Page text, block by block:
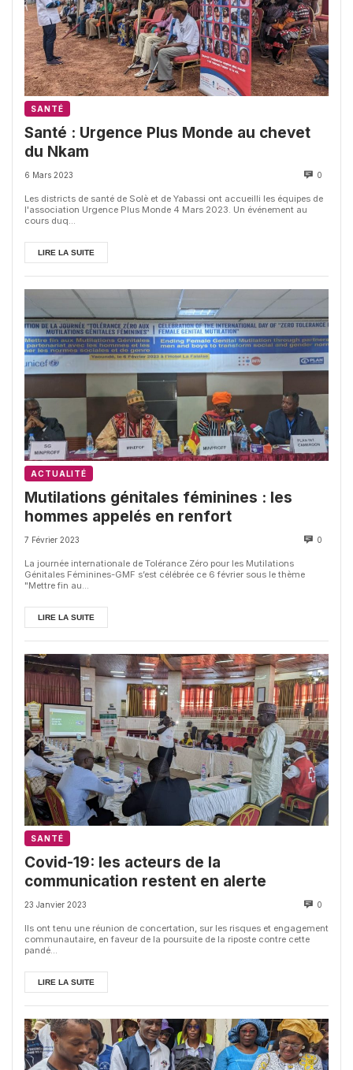
SANTÉ
Santé : Urgence Plus Monde au chevet
du Nkam
6 Mars 2023 0
Les districts de santé de Solè et de Yabassi ont accueilli les équipes de
l'association Urgence Plus Monde 4 Mars 2023. Un événement au
cours duq...
LIRE LA SUITE
ACTUALITÉ
Mutilations génitales féminines : les
hommes appelés en renfort
7 Février 2023 0
La journée internationale de Tolérance Zéro pour les Mutilations
Génitales Féminines-GMF s’est célébrée ce 6 février sous le thème
"Mettre fin au...
LIRE LA SUITE
SANTÉ
Covid-19: les acteurs de la
communication restent en alerte
23 Janvier 2023 0
Ils ont tenu une réunion de concertation, sur les risques et engagement
communautaire, en faveur de la poursuite de la riposte contre cette
pandé...
LIRE LA SUITE